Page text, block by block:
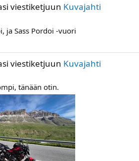
viestiketjuun Kuvajahti
ja Sass Pordoi -vuori
viestiketjuun Kuvajahti
tänään otin.